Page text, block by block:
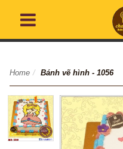
Home / Bánh vẽ hình - 1056